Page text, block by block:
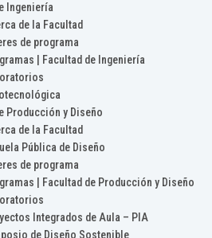
Ingeniería
de la Facultad
de programa
| Facultad de Ingeniería
Producción y Diseño
de la Facultad
Pública de Diseño
de programa
| Facultad de Producción y Diseño
Integrados de Aula – PIA
de Diseño Sostenible